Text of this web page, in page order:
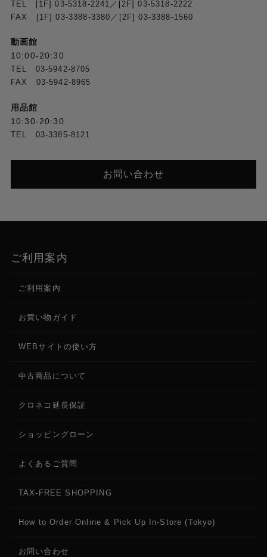
TEL [1F] 03-5318-2241／[2F] 03-5318-2222
FAX [1F] 03-3388-3380／[2F] 03-3388-1560
動画館
10:00-20:30
TEL 03-5942-8705
FAX 03-5942-8965
用品館
10:30-20:30
TEL 03-3385-8121
お問い合わせ
ご利用案内
ご利用案内
お買い物ガイド
WEBサイトの使い方
中古商品について
クロネコ延長保証
ショッピングローン
よくあるご質問
TAX-FREE SHOPPING
How to Order Online & Pick Up In-Store (Tokyo)
お問い合わせ